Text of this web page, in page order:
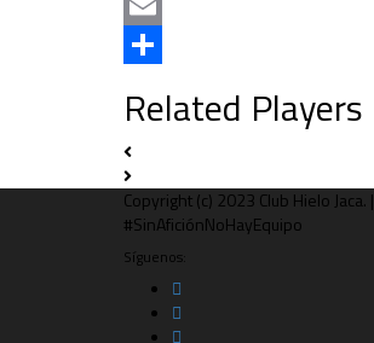
Email
Related Players
Copyright (c) 2023 Club Hielo Jaca. |
#SinAficiónNoHayEquipo
Síguenos: